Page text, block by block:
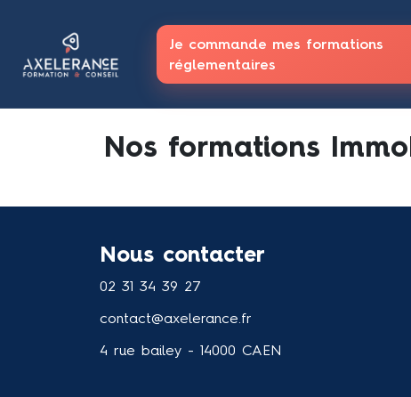
Je commande mes formations
réglementaires
Nos formations
Nous contacter
02 31 34 39 27
contact@axelerance.fr
4 rue bailey - 14000 CAEN